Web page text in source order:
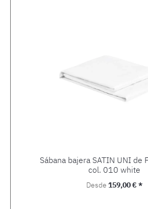
Sábana bajera SATIN UNI de
col. 010 white
Precio normal:
Desde 159,00 € *